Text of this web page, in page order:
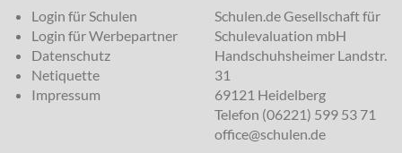
Login für Schulen
Login für Werbepartner
Datenschutz
Netiquette
Impressum
Schulen.de Gesellschaft für
Schulevaluation mbH
Handschuhsheimer Landstr.
31
69121 Heidelberg
Telefon (06221) 599 53 71
office@schulen.de